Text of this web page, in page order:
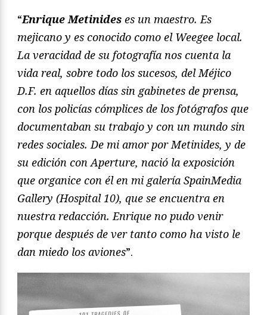
“Enrique Metinides es un maestro. Es
mejicano y es conocido como el Weegee local.
La veracidad de su fotografía nos cuenta la
vida real, sobre todo los sucesos, del Méjico
D.F. en aquellos días sin gabinetes de prensa,
con los policías cómplices de los fotógrafos que
documentaban su trabajo y con un mundo sin
redes sociales. De mi amor por Metinides, y de
su edición con Aperture, nació la exposición
que organice con él en mi galería SpainMedia
Gallery (Hospital 10), que se encuentra en
nuestra redacción. Enrique no pudo venir
porque después de ver tanto como ha visto le
dan miedo los aviones”.